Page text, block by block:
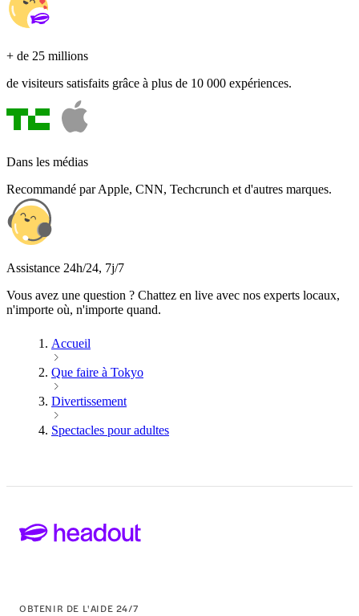
+ de 25 millions
de visiteurs satisfaits grâce à plus de 10 000 expériences.
Dans les médias
Recommandé par Apple, CNN, Techcrunch et d'autres marques.
Assistance 24h/24, 7j/7
Vous avez une question ? Chattez en live avec nos experts locaux,
n'importe où, n'importe quand.
Accueil
Que faire à Tokyo
Divertissement
Spectacles pour adultes
OBTENIR DE L'AIDE 24/7